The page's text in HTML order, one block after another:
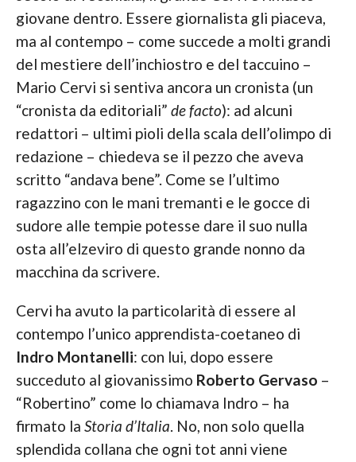
giovane dentro. Essere giornalista gli piaceva,
ma al contempo – come succede a molti grandi
del mestiere dell’inchiostro e del taccuino –
Mario Cervi si sentiva ancora un cronista (un
“cronista da editoriali” de facto): ad alcuni
redattori – ultimi pioli della scala dell’olimpo di
redazione – chiedeva se il pezzo che aveva
scritto “andava bene”. Come se l’ultimo
ragazzino con le mani tremanti e le gocce di
sudore alle tempie potesse dare il suo nulla
osta all’elzeviro di questo grande nonno da
macchina da scrivere.
Cervi ha avuto la particolarità di essere al
contempo l’unico apprendista-coetaneo di
Indro Montanelli: con lui, dopo essere
succeduto al giovanissimo Roberto Gervaso –
“Robertino” come lo chiamava Indro – ha
firmato la Storia d’Italia. No, non solo quella
splendida collana che ogni tot anni viene